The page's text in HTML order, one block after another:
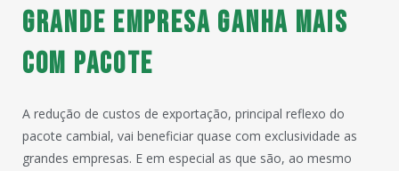
Grande empresa ganha mais
com pacote
A redução de custos de exportação, principal reflexo do
pacote cambial, vai beneficiar quase com exclusividade as
grandes empresas. E em especial as que são, ao mesmo